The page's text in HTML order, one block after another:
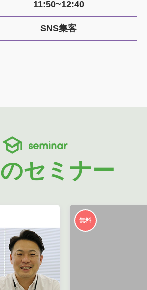
11:50~12:40
SNS集客
seminar
セミナー
無料